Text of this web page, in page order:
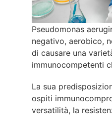
Pseudomonas
negativo, aerobico,
di causare una
immunocompetenti
La sua
ospiti
versatilità, la